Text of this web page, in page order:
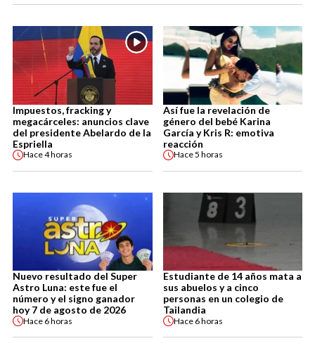
Impuestos, fracking y
megacárceles: anuncios clave
del presidente Abelardo de la
Espriella
Hace4 horas
Así fue la revelación de
género del bebé Karina
García y Kris R: emotiva
reacción
Hace5 horas
Nuevo resultado del Super
Astro Luna: este fue el
número y el signo ganador
hoy 7 de agosto de 2026
Hace 6 horas
Estudiante de 14 años mata a
sus abuelos y a cinco
personas en un colegio de
Tailandia
Hace 6 horas